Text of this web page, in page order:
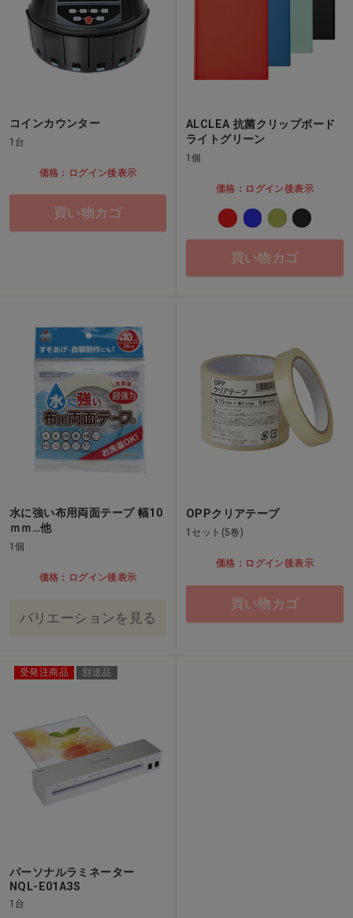
コインカウンター
1台
価格：ログイン後表示
買い物カゴ
ALCLEA 抗菌クリップボード
ライトグリーン
1個
価格：ログイン後表示
買い物カゴ
水に強い布用両面テープ 幅10
ｍｍ…他
1個
価格：ログイン後表示
バリエーションを見る
OPPクリアテープ
1セット(5巻)
価格：ログイン後表示
買い物カゴ
受発注商品 別送品
パーソナルラミネーター
NQL-E01A3S
1台